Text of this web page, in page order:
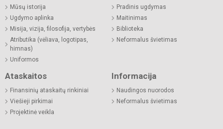
Mūsų istorija
Ugdymo aplinka
Misija, vizija, filosofija, vertybės
Atributika (vėliava, logotipas,
himnas)
Uniformos
Pradinis ugdymas
Maitinimas
Biblioteka
Neformalus švietimas
Ataskaitos
Finansinių ataskaitų rinkiniai
Viešieji pirkimai
Projektinė veikla
Informacija
Naudingos nuorodos
Neformalus švietimas